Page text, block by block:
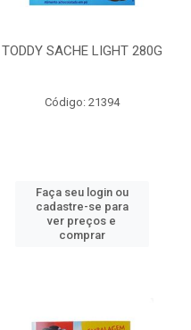
TODDY SACHE LIGHT 280G
Código: 21394
Faça seu login ou
cadastre-se para
ver preços e
comprar